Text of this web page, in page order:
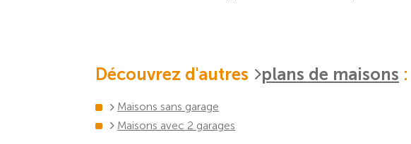
Découvrez d'autres plans de maisons :
Maisons sans garage
Maisons avec 2 garages